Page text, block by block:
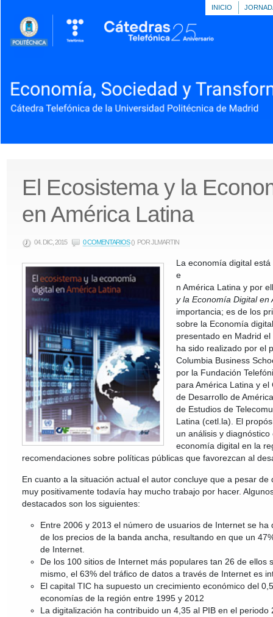
INICIO
El Ecosistema y la
en América Latina
04. DIC, 2015 0 COMENTARIOS() POR JLMARTIN
La economía digital está
e
n América Latina y por
y la Economía Digital
importancia; es de los
sobre la Economía
presentado en Madrid
ha sido realizado por el
Columbia Business
por la Fundación
para América Latina y el
de Desarrollo de
de Estudios de
Latina (cetl.la). El
un análisis y
economía digital en la
recomendaciones sobre políticas públicas que favorezcan al
En cuanto a la situación actual el autor concluye que a pesar de
muy positivamente todavía hay mucho trabajo por hacer.
destacados son los siguientes:
Entre 2006 y 2013 el número de usuarios de Internet se
de los precios de la banda ancha, resultando en que un
de Internet.
De los 100 sitios de Internet más populares tan 26 de ellos
mismo, el 63% del tráfico de datos a través de Internet es
El capital TIC ha supuesto un crecimiento económico del
economías de la región entre 1995 y 2012
La digitalización ha contribuido un 4,35 al PIB en el